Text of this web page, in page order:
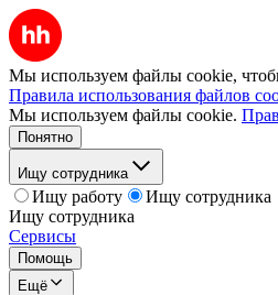
Мы используем файлы cookie,
Правила использования файлов
Мы используем файлы cookie.
Понятно
Ищу сотрудника
Ищу работу
Ищу сотрудника
Ищу сотрудника
Сервисы
Помощь
Ещё